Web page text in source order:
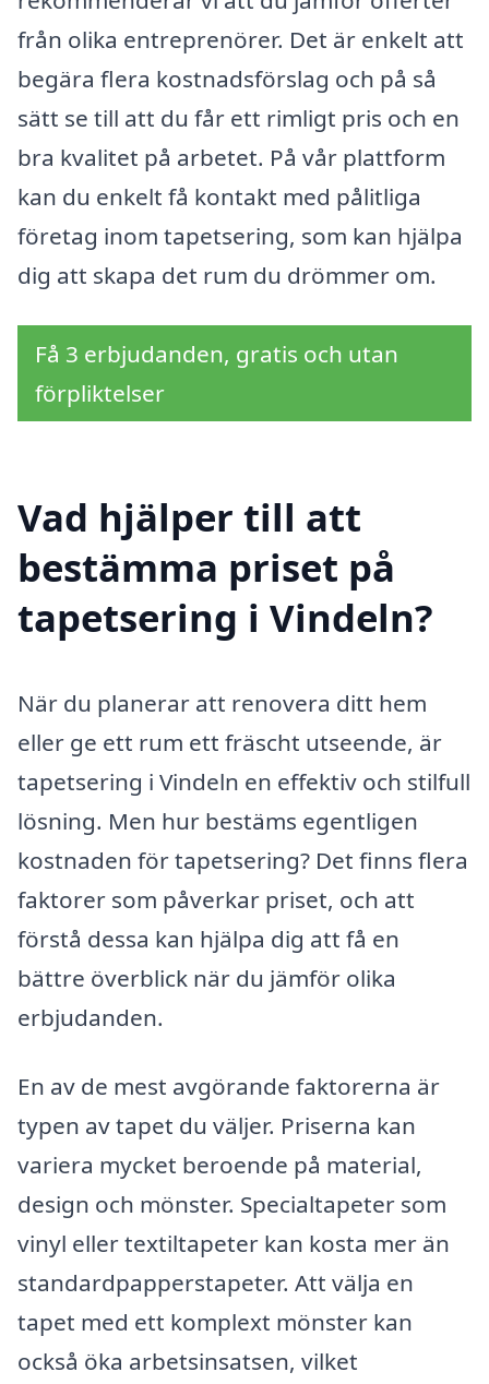
från olika entreprenörer. Det är enkelt att
begära flera kostnadsförslag och på så
sätt se till att du får ett rimligt pris och en
bra kvalitet på arbetet. På vår plattform
kan du enkelt få kontakt med pålitliga
företag inom tapetsering, som kan hjälpa
dig att skapa det rum du drömmer om.
Få 3 erbjudanden, gratis och utan
förpliktelser
Vad hjälper till att
bestämma priset på
tapetsering i Vindeln?
När du planerar att renovera ditt hem
eller ge ett rum ett fräscht utseende, är
tapetsering i Vindeln en effektiv och stilfull
lösning. Men hur bestäms egentligen
kostnaden för tapetsering? Det finns flera
faktorer som påverkar priset, och att
förstå dessa kan hjälpa dig att få en
bättre överblick när du jämför olika
erbjudanden.
En av de mest avgörande faktorerna är
typen av tapet du väljer. Priserna kan
variera mycket beroende på material,
design och mönster. Specialtapeter som
vinyl eller textiltapeter kan kosta mer än
standardpapperstapeter. Att välja en
tapet med ett komplext mönster kan
också öka arbetsinsatsen, vilket